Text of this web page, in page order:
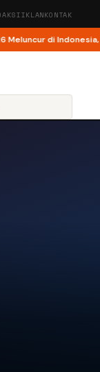
IKLANKONTAK
di Indonesia, Kini